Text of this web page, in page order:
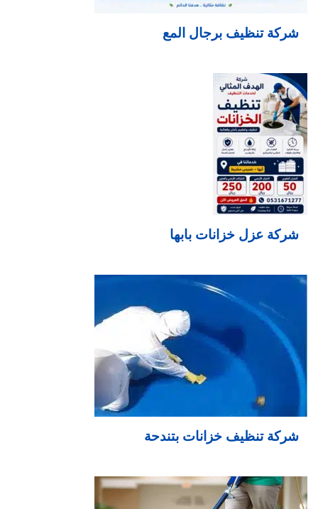
شركة تنظيف برجال المع
شركة عزل خزانات بابها
شركة تنظيف خزانات بتندحة